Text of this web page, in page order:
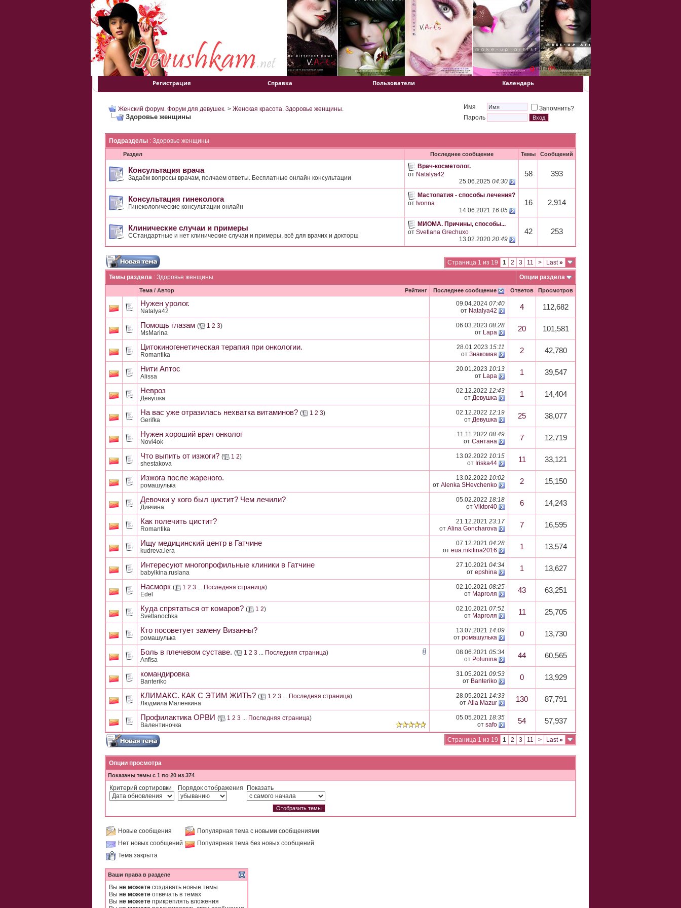
Регистрация Справка Пользователи Календарь
Женский форум. Форум для девушек. > Женская красота. Здоровье женщины.
Здоровье женщины
Имя
Запомнить?
Пароль
Подразделы : Здоровье женщины
Раздел Последнее сообщение Темы Сообщений
Консультация врача
Задаём вопросы врачам, полчаем ответы. Бесплатные онлайн консультации
Врач-косметолог.
от Natalya42
25.06.2025 04:30
58 393
Консультация гинеколога
Гинекологические консультации онлайн
Мастопатия - способы лечения?
от Ivonna
14.06.2021 16:05
16 2,914
Клинические случаи и примеры
ССтандартные и нет клинические случаи и примеры, всё для врачих и докторш
МИОМА. Причины, способы...
от Svetlana Grechuxo
13.02.2020 20:49
42 253
Страница 1 из 19 1 2 3 11 > Last»
Темы раздела : Здоровье женщины Опции раздела
Рейтинг
Тема / Автор Последнее сообщение Ответов Просмотров
Нужен уролог.
Natalya42
09.04.2024 07:40
от Natalya42 4 112,682
Помощь глазам ( 1 2 3)
MsMarina
06.03.2023 08:28
от Lapa 20 101,581
Цитокиногенетическая терапия при онкологии.
Romantika
28.01.2023 15:11
от Знакомая 2 42,780
Нити Аптос
Alissa
20.01.2023 10:13
от Lapa 1 39,547
Невроз
Девушка
02.12.2022 12:43
от Девушка 1 14,404
На вас уже отразилась нехватка витаминов? ( 1 2 3)
Gerifka
02.12.2022 12:19
от Девушка 25 38,077
Нужен хороший врач онколог
Novi4ok
11.11.2022 08:49
от Сантана 7 12,719
Что выпить от изжоги? ( 1 2)
shestakova
13.02.2022 10:15
от Iriska44 11 33,121
Изжога после жареного.
ромашулька
13.02.2022 10:02
от Alenka SHevchenko 2 15,150
Девочки у кого был цистит? Чем лечили?
Дивчина
05.02.2022 18:18
от Viktor40 6 14,243
Как полечить цистит?
Romantika
21.12.2021 23:17
от Alina Goncharova 7 16,595
Ищу медицинский центр в Гатчине
kudreva.lera
07.12.2021 04:28
от eua.nikitina2016 1 13,574
Интересуют многопрофильные клиники в Гатчине
babylkina.ruslana
27.10.2021 04:34
от epshina 1 13,627
Насморк ( 1 2 3 ... Последняя страница)
Edel
02.10.2021 08:25
от Марголя 43 63,251
Куда спрятаться от комаров? ( 1 2)
Svetlanochka
02.10.2021 07:51
от Марголя 11 25,705
Кто посоветует замену Визанны?
ромашулька
13.07.2021 14:09
от ромашулька 0 13,730
Боль в плечевом суставе. ( 1 2 3 ... Последняя страница)
Anfisa
08.06.2021 05:34
от Polunina 44 60,565
командировка
Banteriko
31.05.2021 09:53
от Banteriko 0 13,929
КЛИМАКС. КАК С ЭТИМ ЖИТЬ? ( 1 2 3 ... Последняя страница)
Людмила Маленкина
28.05.2021 14:33
от Alla Mazur 130 87,791
Профилактика ОРВИ ( 1 2 3 ... Последняя страница)
Валентиночка
05.05.2021 18:35
от safo 54 57,937
Страница 1 из 19 1 2 3 11 > Last»
Опции просмотра
Показаны темы с 1 по 20 из 374
Критерий сортировки Порядок отображения Показать
Новые сообщения
Популярная тема с новыми сообщениями
Нет новых сообщений
Популярная тема без новых сообщений
Тема закрыта
Ваши права в разделе
Вы не можете создавать новые темы
Вы не можете отвечать в темах
Вы не можете прикреплять вложения